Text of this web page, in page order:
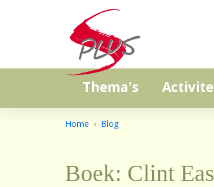
Thema's
Home Blog
Boek: Clint